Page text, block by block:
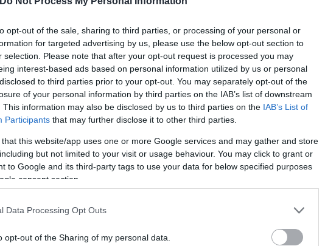
opt-out of the sale, sharing to third parties, or processing of your personal or
for targeted advertising by us, please use the below opt-out section to
selection. Please note that after your opt-out request is processed you may
interest-based ads based on personal information utilized by us or personal
to third parties prior to your opt-out. You may separately opt-out of the
of your personal information by third parties on the IAB’s list of downstream
This information may also be disclosed by us to third parties on the IAB’s List of
Participants that may further disclose it to other third parties.
that this website/app uses one or more Google services and may gather and store
but not limited to your visit or usage behaviour. You may click to grant or
to Google and its third-party tags to use your data for below specified purposes
consent section.
Data Processing Opt Outs
opt-out of the Sharing of my personal data.
προστατεύσουν.
στην ευαισθητοποίηση της τοπικής κοινωνίας.